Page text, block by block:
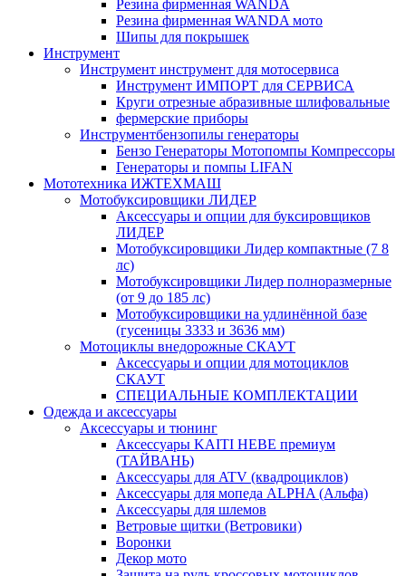
Резина фирменная WANDA
Резина фирменная WANDA мото
Шипы для покрышек
Инструмент
Инструмент инструмент для мотосервиса
Инструмент ИМПОРТ для СЕРВИСА
Круги отрезные абразивные шлифовальные
фермерские приборы
Инструментбензопилы генераторы
Бензо Генераторы Мотопомпы Компрессоры
Генераторы и помпы LIFAN
Мототехника ИЖТЕХМАШ
Мотобуксировщики ЛИДЕР
Аксессуары и опции для буксировщиков
ЛИДЕР
Мотобуксировщики Лидер компактные (7 8
лс)
Мотобуксировщики Лидер полноразмерные
(от 9 до 185 лс)
Мотобуксировщики на удлинённой базе
(гусеницы 3333 и 3636 мм)
Мотоциклы внедорожные СКАУТ
Аксессуары и опции для мотоциклов
СКАУТ
СПЕЦИАЛЬНЫЕ КОМПЛЕКТАЦИИ
Одежда и аксессуары
Аксессуары и тюнинг
Аксессуары KAITI HEBE премиум
(ТАЙВАНЬ)
Аксессуары для ATV (квадроциклов)
Аксессуары для мопеда ALPHA (Альфа)
Аксессуары для шлемов
Ветровые щитки (Ветровики)
Воронки
Декор мото